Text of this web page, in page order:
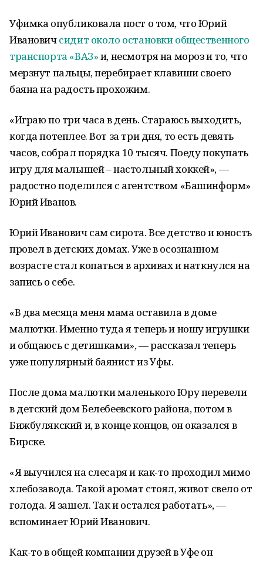
Уфимка опубликовала пост о том, что Юрий
Ивановичсидит около остановки общественного
транспорта «ВАЗ»и, несмотря на мороз и то, что
мерзнут пальцы, перебирает клавиши своего
баяна на радость прохожим.
«Играю по три часа в день. Стараюсь выходить,
когда потеплее. Вот за три дня, то есть девять
часов, собрал порядка 10 тысяч. Поеду покупать
игру для малышей – настольный хоккей», —
радостно поделился с агентством «Башинформ»
Юрий Иванов.
Юрий Иванович сам сирота. Все детство и юность
провел в детских домах. Уже в осознанном
возрасте стал копаться в архивах и наткнулся на
запись о себе.
«В два месяца меня мама оставила в доме
малютки. Именно туда я теперь и ношу игрушки
и общаюсь с детишками», — рассказал теперь
уже популярный баянист из Уфы.
После дома малютки маленького Юру перевели
в детский дом Белебеевского района, потом в
Бижбулякский и, в конце концов, он оказался в
Бирске.
«Я выучился на слесаря и как-то проходил мимо
хлебозавода. Такой аромат стоял, живот свело от
голода. Я зашел. Так и остался работать», —
вспоминает Юрий Иванович.
Как-то в общей компании друзей в Уфе он